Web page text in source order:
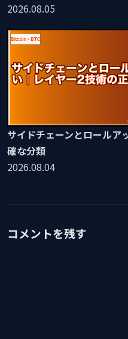
2026.08.05
サイドチェーンとロールア
確な分類
2026.08.04
コメントを残す